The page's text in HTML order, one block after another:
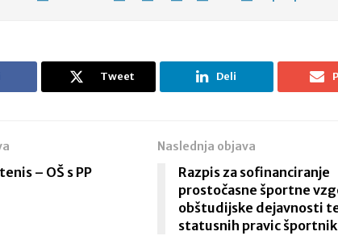
Tweet Deli
– OŠ s PP
Naslednja objava
Razpis za sofinanciranje
prostočasne športne
obštudijske dejavnosti
statusnih pravic